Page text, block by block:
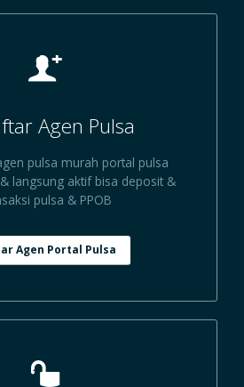
Agen Pulsa
pulsa murah portal pulsa
langsung aktif bisa deposit &
pulsa & PPOB
Agen Portal Pulsa